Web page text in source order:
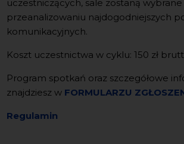
uczestniczących, sale zostaną
przeanalizowaniu najdogodniejszych
komunikacyjnych.
Koszt uczestnictwa w cyklu: 150 zł
Program spotkań oraz szczegółowe
znajdziesz w FORMULARZU
Regulamin